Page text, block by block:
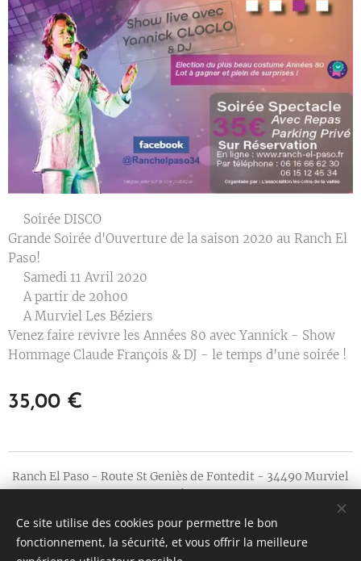
✨Soirée DISCO ✨
Grande Soirée d'Ouverture de la saison 2020 au Ranch El
Paso!
➡Samedi 11 Avril 2020
➡A partir de 20h00
➡A Murviel Les Béziers
Venez faire revivre les Années 80 avec Yannick - Show
Hommage Claude François & DJ - le temps d'une soirée !
35,00 €
Ranch El Paso - Route St Geniès de Fontedit - 34490 Murviel
Les Béziers
Tous droits réservés 2019
Cookies
Ce site utilise des cookies pour permettre le bon
fonctionnement, la sécurité, et vous offrir la meilleure